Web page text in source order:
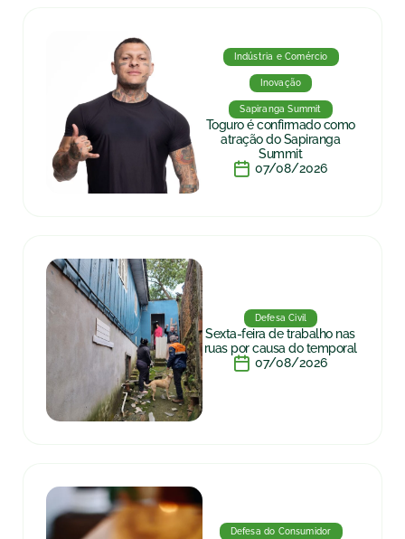
Indústria e Comércio
Inovação
Sapiranga Summit
Toguro é confirmado como
atração do Sapiranga
Summit
07/08/2026
Defesa Civil
Sexta-feira de trabalho nas
ruas por causa do temporal
07/08/2026
Defesa do Consumidor